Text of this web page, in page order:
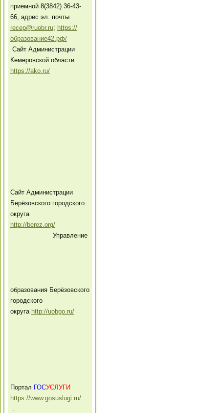
приемной 8(3842) 36-43-
66, адрес эл. почты
recep@ruobr.ru; https://
образование42.рф/
Сайт Администрации
Кемеровской области
https://ako.ru/
Сайт Администрации
Берёзовского городского
округа
http://berez.org/
Управление
образования Берёзовского
городского
округа http://uobgo.ru/
Портал ГОСУСЛУГИ
https://www.gosuslugi.ru/
.